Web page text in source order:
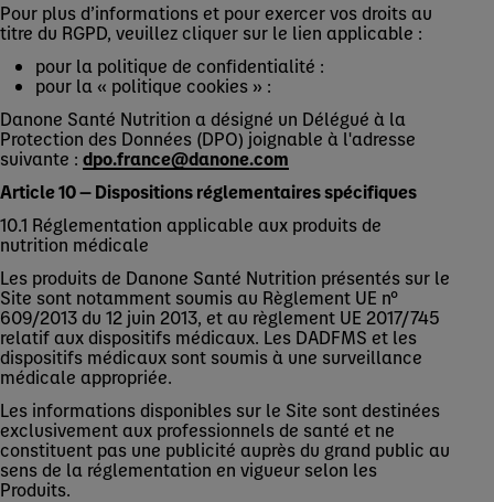
Pour plus d’informations et pour exercer vos droits au
titre du RGPD, veuillez cliquer sur le lien applicable :
pour la politique de confidentialité :
pour la « politique cookies » :
Danone Santé Nutrition a désigné un Délégué à la
Protection des Données (DPO) joignable à l'adresse
suivante : dpo.france@danone.com
Article 10 — Dispositions réglementaires spécifiques
10.1 Réglementation applicable aux produits de
nutrition médicale
Les produits de Danone Santé Nutrition présentés sur le
Site sont notamment soumis au Règlement UE n°
609/2013 du 12 juin 2013, et au règlement UE 2017/745
relatif aux dispositifs médicaux. Les DADFMS et les
dispositifs médicaux sont soumis à une surveillance
médicale appropriée.
Les informations disponibles sur le Site sont destinées
exclusivement aux professionnels de santé et ne
constituent pas une publicité auprès du grand public au
sens de la réglementation en vigueur selon les
Produits.